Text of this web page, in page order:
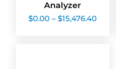
Analyzer
$0.00 – $15,476.40range: